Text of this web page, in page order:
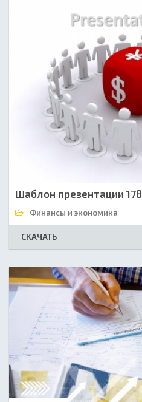
Шаблон презентации 178
Финансы и экономика
СКАЧАТЬ